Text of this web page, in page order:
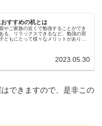
すすめの机とは
やご家族の近くで勉強することができ
る、リラックスできるなど、勉強の習
どもにとって様々なメリットがありま
2023.05.30
できますので、是非この